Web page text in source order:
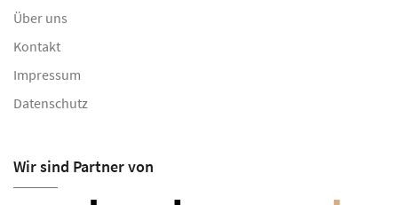
Über uns
Kontakt
Impressum
Datenschutz
Wir sind Partner von